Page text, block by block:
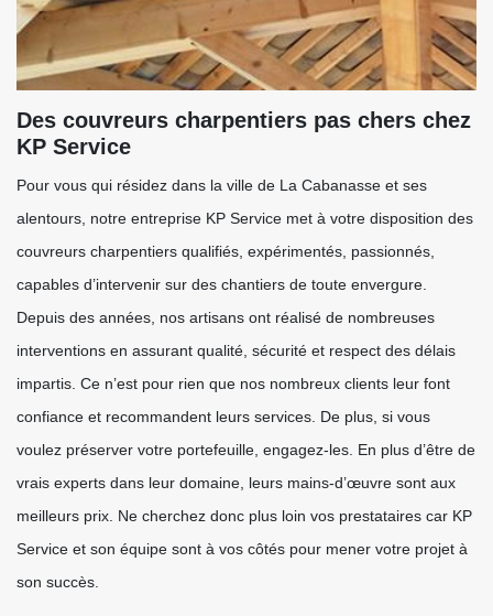
Des couvreurs charpentiers pas chers chez
KP Service
Pour vous qui résidez dans la ville de La Cabanasse et ses
alentours, notre entreprise KP Service met à votre disposition des
couvreurs charpentiers qualifiés, expérimentés, passionnés,
capables d’intervenir sur des chantiers de toute envergure.
Depuis des années, nos artisans ont réalisé de nombreuses
interventions en assurant qualité, sécurité et respect des délais
impartis. Ce n’est pour rien que nos nombreux clients leur font
confiance et recommandent leurs services. De plus, si vous
voulez préserver votre portefeuille, engagez-les. En plus d’être de
vrais experts dans leur domaine, leurs mains-d’œuvre sont aux
meilleurs prix. Ne cherchez donc plus loin vos prestataires car KP
Service et son équipe sont à vos côtés pour mener votre projet à
son succès.